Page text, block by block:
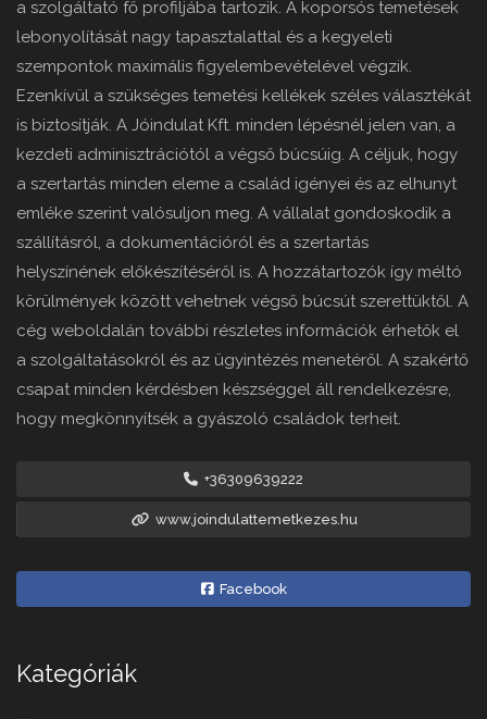
a szolgáltató fő profiljába tartozik. A koporsós temetések
lebonyolítását nagy tapasztalattal és a kegyeleti
szempontok maximális figyelembevételével végzik.
Ezenkívül a szükséges temetési kellékek széles választékát
is biztosítják. A Jóindulat Kft. minden lépésnél jelen van, a
kezdeti adminisztrációtól a végső búcsúig. A céljuk, hogy
a szertartás minden eleme a család igényei és az elhunyt
emléke szerint valósuljon meg. A vállalat gondoskodik a
szállításról, a dokumentációról és a szertartás
helyszínének előkészítéséről is. A hozzátartozók így méltó
körülmények között vehetnek végső búcsút szerettüktől. A
cég weboldalán további részletes információk érhetők el
a szolgáltatásokról és az ügyintézés menetéről. A szakértő
csapat minden kérdésben készséggel áll rendelkezésre,
hogy megkönnyítsék a gyászoló családok terheit.
+36309639222
www.joindulattemetkezes.hu
Facebook
Kategóriák